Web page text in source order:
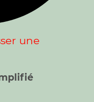
une